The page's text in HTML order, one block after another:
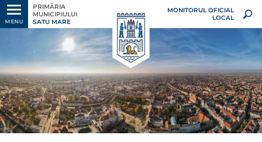
MENU
PRIMĂRIA
MUNICIPIULUI
SATU MARE
MONITORUL OFICIAL
LOCAL